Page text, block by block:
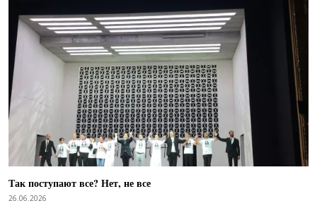
Так поступают все? Нет, не все
26.06.2026